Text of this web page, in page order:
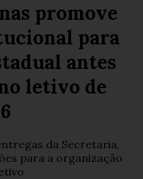
promove
para
antes
letivo de
da Secretaria,
para a organização